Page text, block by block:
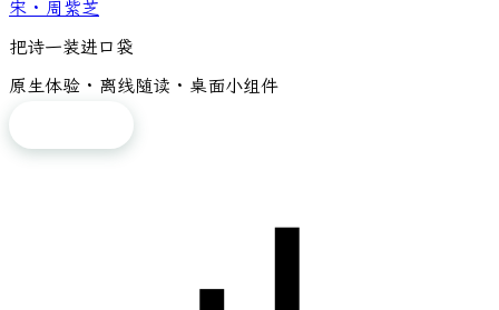
宋 · 周紫芝
把诗一装进口袋
原生体验 · 离线随读 · 桌面小组件